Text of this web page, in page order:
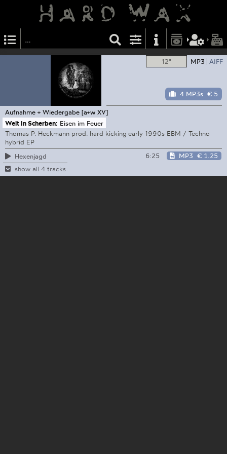
12" MP3 AIFF
4 MP3s € 5
Aufnahme + Wiedergabe [a+w XV]
Welt In Scherben: Eisen im Feuer
Thomas P. Heckmann prod. hard kicking early 1990s EBM / Techno
hybrid EP
Hexenjagd
6:25 MP3 € 1.25
show all 4 tracks